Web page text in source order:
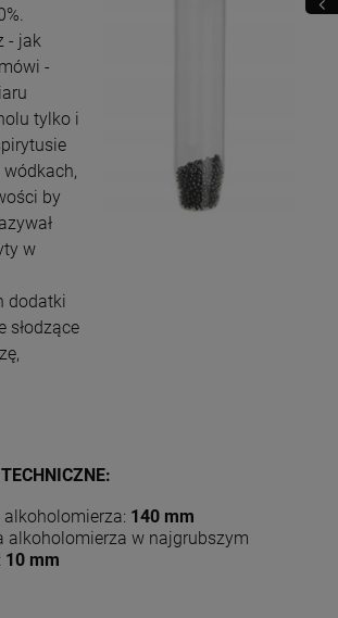
- jak
-
tylko i
by
w
dodatki
słodzące
alkoholomierza: 140 mm
alkoholomierza w najgrubszym
10 mm